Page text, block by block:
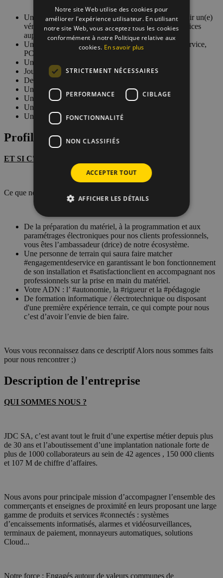
Notre site Web utilise des cookies pour
améliorer l'expérience utilisateur. En utilisant
notre site Web, vous acceptez tous les cookies
conformément à notre Politique relative aux
cookies. En savoir plus
STRICTEMENT NÉCESSAIRES
PERFORMANCE CIBLAGE
FONCTIONNALITÉ
NON CLASSIFIÉS
ACCEPTER TOUT
AFFICHER LES DÉTAILS